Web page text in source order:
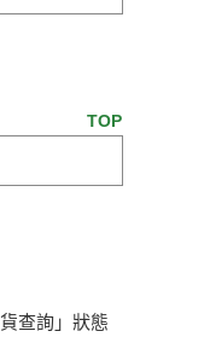
TOP
查詢」狀態